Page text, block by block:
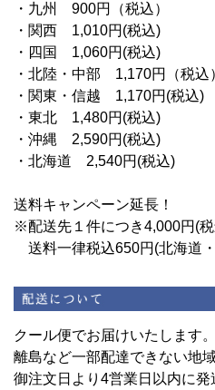
・九州 900円（税込）
・関西 1,010円(税込)
・四国 1,060円(税込)
・北陸・中部 1,170円（税込
・関東・信越 1,170円(税込)
・東北 1,480円(税込)
・沖縄 2,590円(税込)
・北海道 2,540円(税込)
送料キャンペーン延長！
※配送先１件につき4,000円(
送料一律税込650円(北海道
クール便でお届けいたします。
離島など一部配達できない地
御注文日より4営業日以内に発